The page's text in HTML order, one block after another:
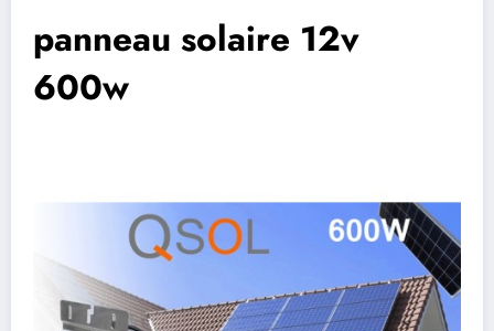
panneau solaire 12v
600w